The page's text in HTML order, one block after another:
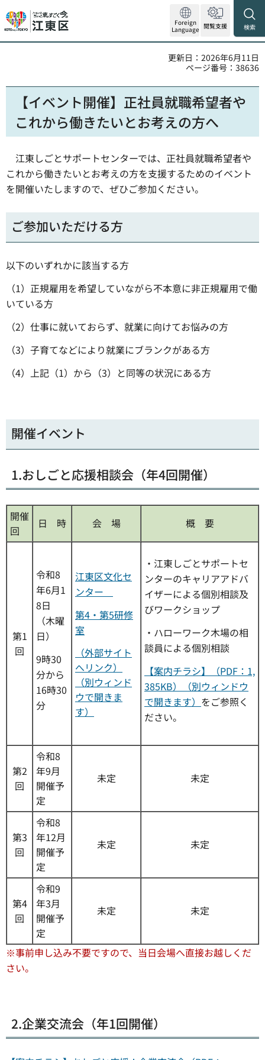
Foreign
Language 閲覧支援 検索
更新日：2026年6月11日
ページ番号：38636
【イベント開催】正社員就職希望者や
これから働きたいとお考えの方へ
江東しごとサポートセンターでは、正社員就職希望者や
これから働きたいとお考えの方を支援するためのイベント
を開催いたしますので、ぜひご参加ください。
ご参加いただける方
以下のいずれかに該当する方
（1）正規雇用を希望していながら不本意に非正規雇用で働
いている方
（2）仕事に就いておらず、就業に向けてお悩みの方
（3）子育てなどにより就業にブランクがある方
（4）上記（1）から（3）と同等の状況にある方
開催イベント
1.おしごと応援相談会（年4回開催）
開催
回
日 時 会 場 概 要
第1
回
令和8
年6月1
8日
（木曜
日）
9時30
分から
16時30
分
江東区文化セ
ンター
第4・第5研修
室
（外部サイト
へリンク）
（別ウィンド
ウで開きま
す）
・江東しごとサポートセ
ンターのキャリアアドバ
イザーによる個別相談及
びワークショップ
・ハローワーク木場の相
談員による個別相談
【案内チラシ】（PDF：1,
385KB）（別ウィンドウ
で開きます） をご参照く
ださい。
第2
回
令和8
年9月
開催予
定
未定 未定
第3
回
令和8
年12月
開催予
定
未定 未定
第4
回
令和9
年3月
開催予
定
未定 未定
※事前申し込み不要ですので、当日会場へ直接お越しくだ
さい。
2.企業交流会（年1回開催）